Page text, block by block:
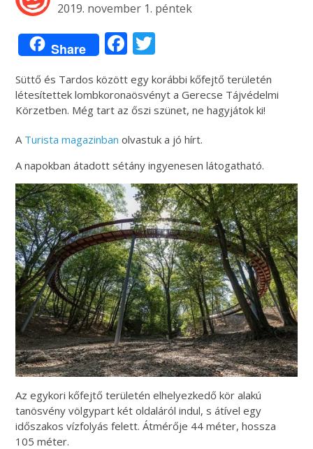
2019. november 1. péntek
Share Facebook
Süttő és Tardos között egy korábbi kőfejtő területén
létesítettek lombkoronaösvényt a Gerecse Tájvédelmi
Körzetben. Még tart az őszi szünet, ne hagyjátok ki!
A Turista magazinban olvastuk a jó hírt.
A napokban átadott sétány ingyenesen látogatható.
Az egykori kőfejtő területén elhelyezkedő kör alakú
tanösvény völgypart két oldaláról indul, s átível egy
időszakos vízfolyás felett. Átmérője 44 méter, hossza
105 méter.